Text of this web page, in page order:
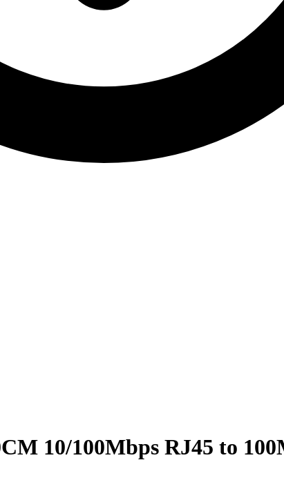
10/100Mbps RJ45 to